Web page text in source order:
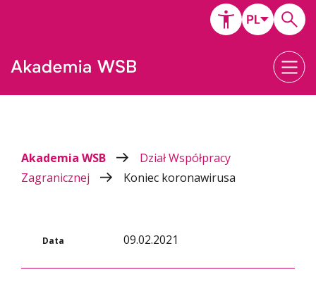
Akademia WSB
Dział Współpracy
Zagranicznej
Koniec koronawirusa
Data 09.02.2021